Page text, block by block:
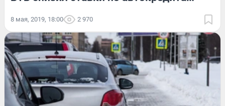
8 мая, 2019, 18:00 2 970